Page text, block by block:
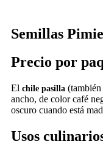
Semillas
Precio por
El chile pasilla
ancho, de color café
oscuro cuando está
Usos